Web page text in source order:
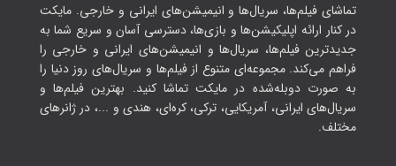
تماشای فیلم‌ها، سریال‌ها و انیمیشن‌های ایرانی و خارجی. مایکت
در کنار ارائه اپلیکیشن‌ها و بازی‌ها، دسترسی آسان و سریع شما به
جدیدترین فیلم‌ها، سریال‌ها و انیمیشن‌های ایرانی و خارجی را
فراهم می‌کند. مجموعه‌ای متنوع از فیلم‌ها و سریال‌های روز دنیا را
به صورت دوبله‌شده در مایکت تماشا کنید. بهترین فیلم‌ها و
سریال‌های ایرانی، آمریکایی، ترکی، کره‌ای، هندی و ...، در ژانرهای
مختلف.